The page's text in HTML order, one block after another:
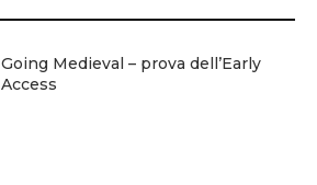
Going Medieval – prova dell’Early
Access